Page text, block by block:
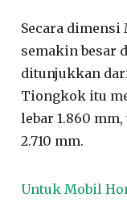
Secara dimensi
semakin besar
ditunjukkan
Tiongkok itu
lebar 1.860
2.710 mm.
Untuk Mobil